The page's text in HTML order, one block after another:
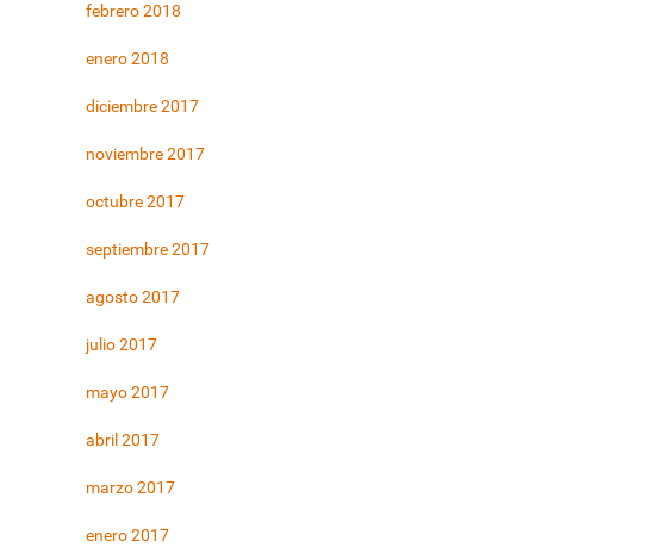
febrero 2018
enero 2018
diciembre 2017
noviembre 2017
octubre 2017
septiembre 2017
agosto 2017
julio 2017
mayo 2017
abril 2017
marzo 2017
enero 2017